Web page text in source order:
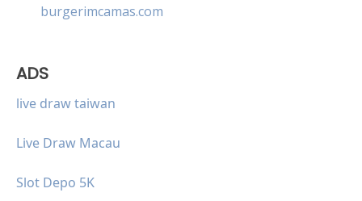
burgerimcamas.com
ADS
live draw taiwan
Live Draw Macau
Slot Depo 5K